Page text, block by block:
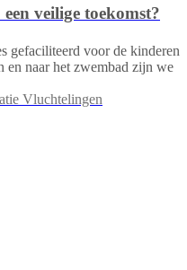
veilige toekomst?
gefaciliteerd voor de kinderen
en naar het zwembad zijn we
Vluchtelingen